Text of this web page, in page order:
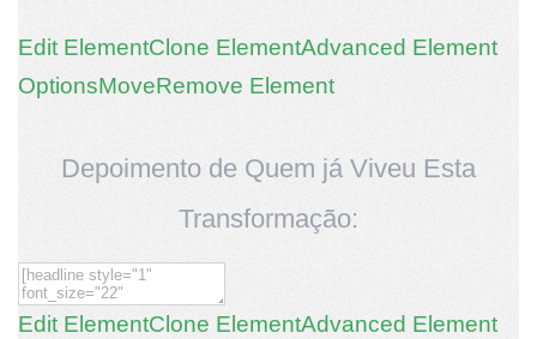
Edit ElementClone ElementAdvanced Element
OptionsMoveRemove Element
Depoimento de Quem já Viveu Esta
Transformação:
Edit ElementClone ElementAdvanced Element